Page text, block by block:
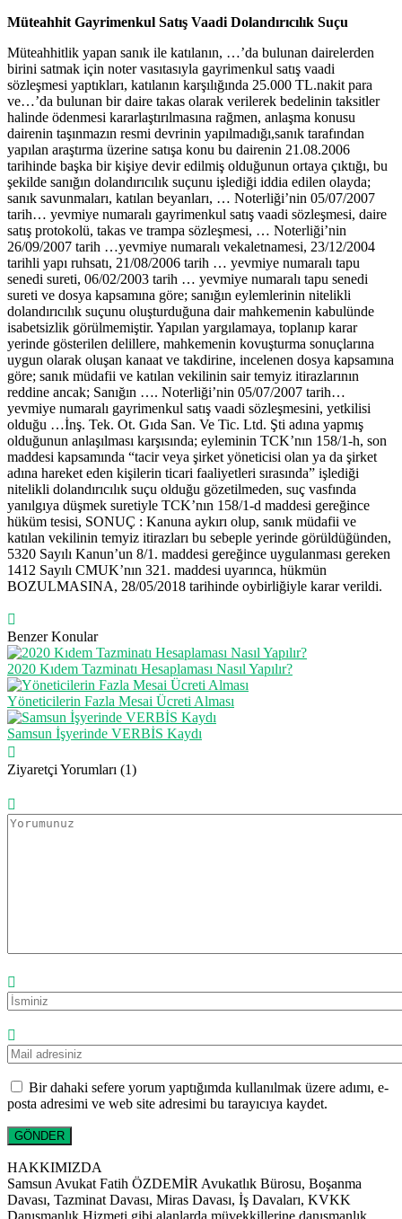
Müteahhit Gayrimenkul Satış Vaadi Dolandırıcılık Suçu
Müteahhitlik yapan sanık ile katılanın, …’da bulunan dairelerden
birini satmak için noter vasıtasıyla gayrimenkul satış vaadi
sözleşmesi yaptıkları, katılanın karşılığında 25.000 TL.nakit para
ve…’da bulunan bir daire takas olarak verilerek bedelinin taksitler
halinde ödenmesi kararlaştırılmasına rağmen, anlaşma konusu
dairenin taşınmazın resmi devrinin yapılmadığı,sanık tarafından
yapılan araştırma üzerine satışa konu bu dairenin 21.08.2006
tarihinde başka bir kişiye devir edilmiş olduğunun ortaya çıktığı, bu
şekilde sanığın dolandırıcılık suçunu işlediği iddia edilen olayda;
sanık savunmaları, katılan beyanları, … Noterliği’nin 05/07/2007
tarih… yevmiye numaralı gayrimenkul satış vaadi sözleşmesi, daire
satış protokolü, takas ve trampa sözleşmesi, … Noterliği’nin
26/09/2007 tarih …yevmiye numaralı vekaletnamesi, 23/12/2004
tarihli yapı ruhsatı, 21/08/2006 tarih … yevmiye numaralı tapu
senedi sureti, 06/02/2003 tarih … yevmiye numaralı tapu senedi
sureti ve dosya kapsamına göre; sanığın eylemlerinin nitelikli
dolandırıcılık suçunu oluşturduğuna dair mahkemenin kabulünde
isabetsizlik görülmemiştir. Yapılan yargılamaya, toplanıp karar
yerinde gösterilen delillere, mahkemenin kovuşturma sonuçlarına
uygun olarak oluşan kanaat ve takdirine, incelenen dosya kapsamına
göre; sanık müdafii ve katılan vekilinin sair temyiz itirazlarının
reddine ancak; Sanığın …. Noterliği’nin 05/07/2007 tarih…
yevmiye numaralı gayrimenkul satış vaadi sözleşmesini, yetkilisi
olduğu …İnş. Tek. Ot. Gıda San. Ve Tic. Ltd. Şti adına yapmış
olduğunun anlaşılması karşısında; eyleminin TCK’nın 158/1-h, son
maddesi kapsamında “tacir veya şirket yöneticisi olan ya da şirket
adına hareket eden kişilerin ticari faaliyetleri sırasında” işlediği
nitelikli dolandırıcılık suçu olduğu gözetilmeden, suç vasfında
yanılgıya düşmek suretiyle TCK’nın 158/1-d maddesi gereğince
hüküm tesisi, SONUÇ : Kanuna aykırı olup, sanık müdafii ve
katılan vekilinin temyiz itirazları bu sebeple yerinde görüldüğünden,
5320 Sayılı Kanun’un 8/1. maddesi gereğince uygulanması gereken
1412 Sayılı CMUK’nın 321. maddesi uyarınca, hükmün
BOZULMASINA, 28/05/2018 tarihinde oybirliğiyle karar verildi.
Benzer Konular
2020 Kıdem Tazminatı Hesaplaması Nasıl Yapılır?
Yöneticilerin Fazla Mesai Ücreti Alması
Samsun İşyerinde VERBİS Kaydı
Ziyaretçi Yorumları (1)
Bir dahaki sefere yorum yaptığımda kullanılmak üzere adımı, e-
posta adresimi ve web site adresimi bu tarayıcıya kaydet.
HAKKIMIZDA
Samsun Avukat Fatih ÖZDEMİR Avukatlık Bürosu, Boşanma
Davası, Tazminat Davası, Miras Davası, İş Davaları, KVKK